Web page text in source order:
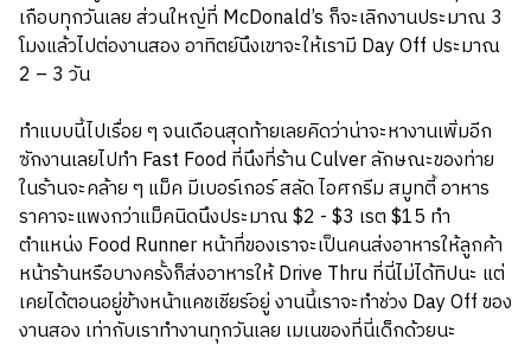
เกือบทุกวันเลย ส่วนใหญ่ที่ McDonald’s ก็จะเลิกงานประมาณ 3
โมงแล้วไปต่องานสอง อาทิตย์นึงเขาจะให้เรามี Day Off ประมาณ
2 – 3 วัน
ทำแบบนี้ไปเรื่อย ๆ จนเดือนสุดท้ายเลยคิดว่าน่าจะหางานเพิ่มอีก
ซักงานเลยไปทำ Fast Food ที่นึงที่ร้าน Culver ลักษณะของท่าย
ในร้านจะคล้าย ๆ แม็ค มีเบอร์เกอร์ สลัด ไอศกรีม สมูทตี้ อาหาร
ราคาจะแพงกว่าแม็คนิดนึงประมาณ $2 - $3 เรต $15 ทำ
ตำแหน่ง Food Runner หน้าที่ของเราจะเป็นคนส่งอาหารให้ลูกค้า
หน้าร้านหรือบางครั้งก็ส่งอาหารให้ Drive Thru ที่นี่ไม่ได้ทิปนะ แต่
เคยได้ตอนอยู่ข้างหน้าแคชเชียร์อยู่ งานนี้เราจะทำช่วง Day Off ของ
งานสอง เท่ากับเราทำงานทุกวันเลย เมเนของที่นี่เด็กด้วยนะ